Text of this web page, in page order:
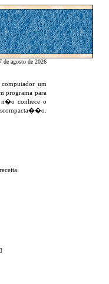
de agosto de 2026
um
programa para
n�o conhece o
]